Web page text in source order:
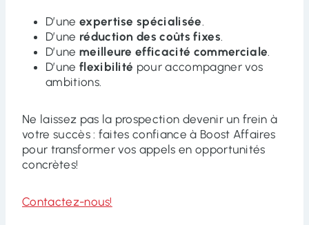
D’une expertise spécialisée.
D’une réduction des coûts fixes.
D’une meilleure efficacité commerciale.
D’une flexibilité pour accompagner vos
ambitions.
Ne laissez pas la prospection devenir un frein à
votre succès : faites confiance à Boost Affaires
pour transformer vos appels en opportunités
concrètes!
Contactez-nous!